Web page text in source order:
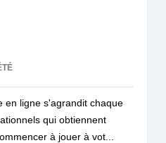
en ligne s'agrandit chaque
qui obtiennent
à jouer à vot...